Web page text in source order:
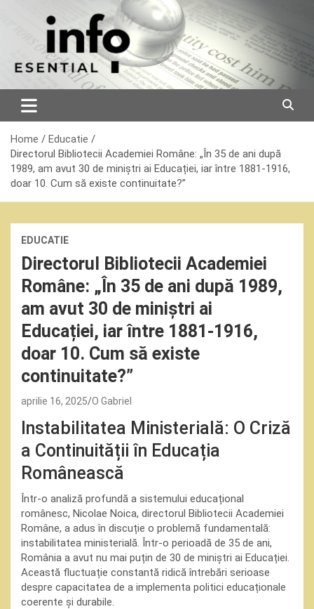
Home
Educatie
Directorul Bibliotecii Academiei Române: „În 35 de ani după
1989, am avut 30 de miniștri ai Educației, iar între 1881-1916,
doar 10. Cum să existe continuitate?”
EDUCATIE
Directorul Bibliotecii Academiei
Române: „În 35 de ani după 1989,
am avut 30 de miniștri ai
Educației, iar între 1881-1916,
doar 10. Cum să existe
continuitate?”
aprilie 16, 2025 O Gabriel
Instabilitatea Ministerială: O Criză
a Continuității în Educația
Românească
Într-o analiză profundă a sistemului educațional
românesc, Nicolae Noica, directorul Bibliotecii Academiei
Române, a adus în discuție o problemă fundamentală:
instabilitatea ministerială. Într-o perioadă de 35 de ani,
România a avut nu mai puțin de 30 de miniștri ai Educației.
Această fluctuație constantă ridică întrebări serioase
despre capacitatea de a implementa politici educaționale
coerente și durabile.